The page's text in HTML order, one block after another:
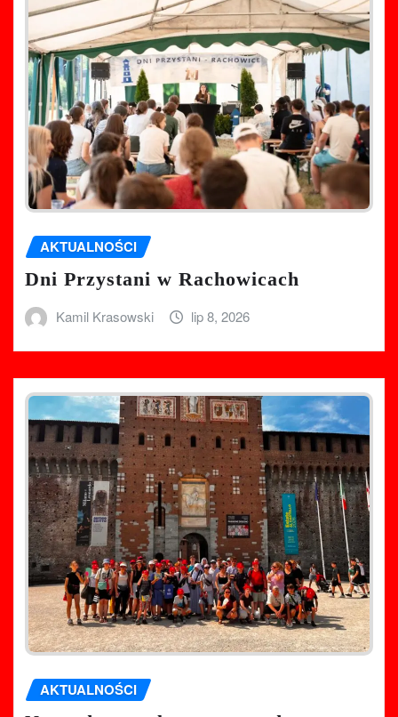
AKTUALNOŚCI
Dni Przystani w Rachowicach
Kamil Krasowski lip 8, 2026
AKTUALNOŚCI